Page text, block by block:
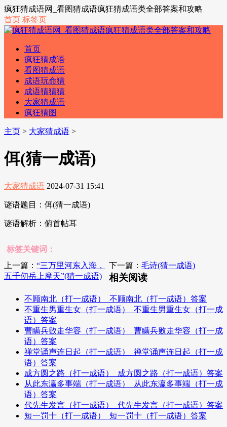
疯狂猜成语网_看图猜成语疯狂猜成语类全部答案和攻略
首页 标签页
首页
疯狂猜成语
看图猜成语
成语玩命猜
成语猜猜猜
大家猜成语
疯狂猜图
主页 > 大家猜成语 >
佴(猜一成语)
大家猜成语 2024-07-31 15:41
谜语题目：佴(猜一成语)
谜语解析：俯首帖耳
标签关键词：
上一篇： “三万里河东入海，
五千仞岳上摩天”(猜一成语)
下一篇：毛诗(猜一成语)
相关阅读
不顾南北（打一成语）_不顾南北（打一成语）答案
不重生男重生女（打一成语）_不重生男重生女（打一成
语）答案
曹瞒兵败走华容（打一成语）_曹瞒兵败走华容（打一成
语）答案
禅堂诵声连日起（打一成语）_禅堂诵声连日起（打一成
语）答案
成方圆之路（打一成语）_成方圆之路（打一成语）答案
从此东瀛多事端（打一成语）_从此东瀛多事端（打一成
语）答案
代先生发言（打一成语）_代先生发言（打一成语）答案
短一罚十（打一成语）_短一罚十（打一成语）答案